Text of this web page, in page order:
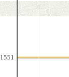
1551